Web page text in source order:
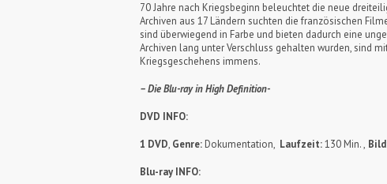
70 Jahre nach Kriegsbeginn beleuchtet die neue
Archiven aus 17 Ländern suchten die französischen
sind überwiegend in Farbe und bieten dadurch eine
Archiven lang unter Verschluss gehalten wurden, sind
Kriegsgeschehens immens.
– Die Blu-ray in High Definition-
DVD INFO:
1 DVD, Genre: Dokumentation, Laufzeit:130 Min. ,
Blu-ray INFO: